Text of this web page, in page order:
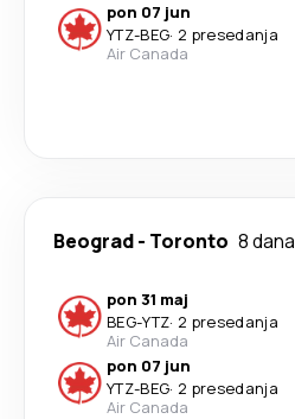
pon 07 jun
YTZ-BEG· 2 presedanja
Air Canada
Beograd- Toronto 8 dana
pon 31 maj
BEG-YTZ· 2 presedanja
Air Canada
pon 07 jun
YTZ-BEG· 2 presedanja
Air Canada